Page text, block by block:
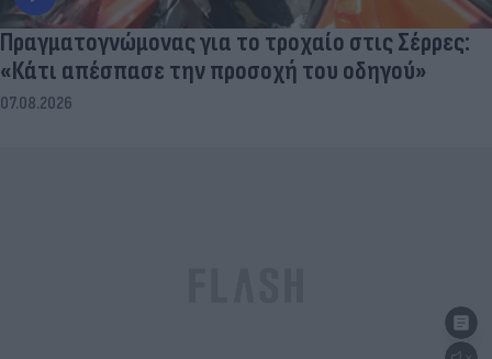
Πραγματογνώμονας για το τροχαίο στις Σέρρες:
«Κάτι απέσπασε την προσοχή του οδηγού»
07.08.2026